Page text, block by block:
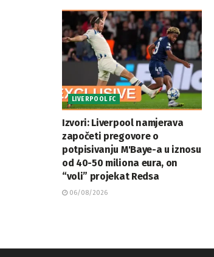
LIVERPOOL FC
Izvori: Liverpool namjerava
započeti pregovore o
potpisivanju M'Baye-a u iznosu
od 40-50 miliona eura, on
“voli” projekat Redsa
06/08/2026